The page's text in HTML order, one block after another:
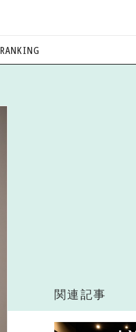
RANKING
関連記事